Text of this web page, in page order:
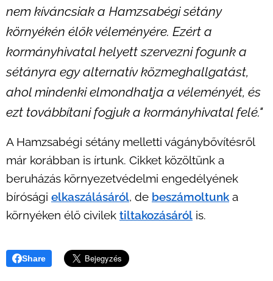
nem kíváncsiak a Hamzsabégi sétány
környékén élők véleményére. Ezért a
kormányhivatal helyett szervezni fogunk a
sétányra egy alternatív közmeghallgatást,
ahol mindenki elmondhatja a véleményét, és
ezt továbbítani fogjuk a kormányhivatal felé."
A Hamzsabégi sétány melletti vágánybővítésről
már korábban is írtunk. Cikket közöltünk a
beruházás környezetvédelmi engedélyének
bírósági elkaszálásáról, de beszámoltunk a
környéken élő civilek tiltakozásáról is.
Share